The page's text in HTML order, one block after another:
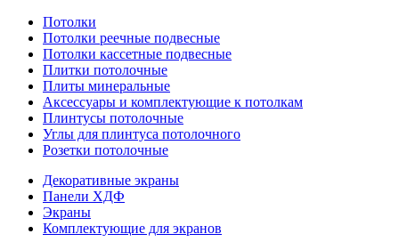
Потолки
Потолки реечные подвесные
Потолки кассетные подвесные
Плитки потолочные
Плиты минеральные
Аксессуары и комплектующие к потолкам
Плинтусы потолочные
Углы для плинтуса потолочного
Розетки потолочные
Декоративные экраны
Панели ХДФ
Экраны
Комплектующие для экранов